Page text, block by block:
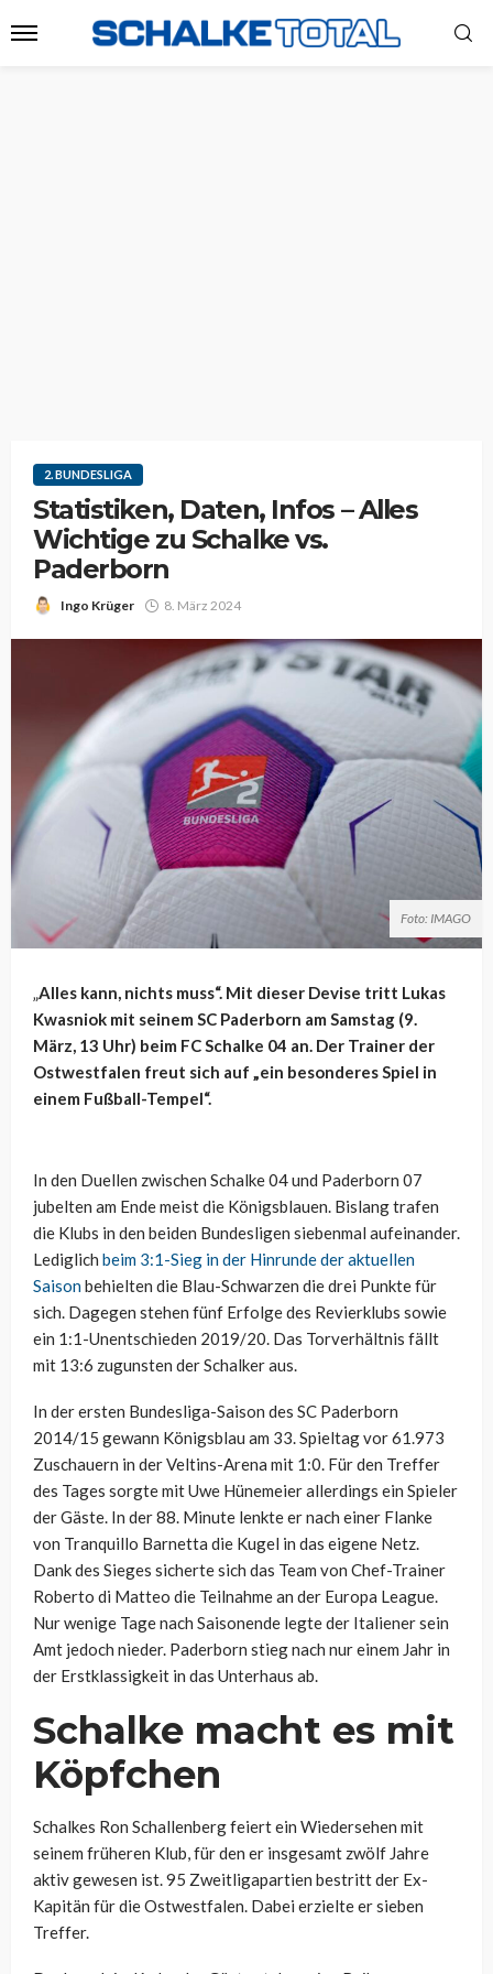
2. BUNDESLIGA
Statistiken, Daten, Infos – Alles
Wichtige zu Schalke vs.
Paderborn
Ingo Krüger 8. März 2024
Foto: IMAGO
„Alles kann, nichts muss“. Mit dieser Devise tritt Lukas
Kwasniok mit seinem SC Paderborn am Samstag (9.
März, 13 Uhr) beim FC Schalke 04 an. Der Trainer der
Ostwestfalen freut sich auf „ein besonderes Spiel in
einem Fußball-Tempel“.
In den Duellen zwischen Schalke 04 und Paderborn 07
jubelten am Ende meist die Königsblauen. Bislang trafen
die Klubs in den beiden Bundesligen siebenmal aufeinander.
Lediglich beim 3:1-Sieg in der Hinrunde der aktuellen
Saisonbehielten die Blau-Schwarzen die drei Punkte für
sich. Dagegen stehen fünf Erfolge des Revierklubs sowie
ein 1:1-Unentschieden 2019/20. Das Torverhältnis fällt
mit 13:6 zugunsten der Schalker aus.
In der ersten Bundesliga-Saison des SC Paderborn
2014/15 gewann Königsblau am 33. Spieltag vor 61.973
Zuschauern in der Veltins-Arena mit 1:0. Für den Treffer
des Tages sorgte mit Uwe Hünemeier allerdings ein Spieler
der Gäste. In der 88. Minute lenkte er nach einer Flanke
von Tranquillo Barnetta die Kugel in das eigene Netz.
Dank des Sieges sicherte sich das Team von Chef-Trainer
Roberto di Matteo die Teilnahme an der Europa League.
Nur wenige Tage nach Saisonende legte der Italiener sein
Amt jedoch nieder. Paderborn stieg nach nur einem Jahr in
der Erstklassigkeit in das Unterhaus ab.
Schalke macht es mit
Köpfchen
Schalkes Ron Schallenberg feiert ein Wiedersehen mit
seinem früheren Klub, für den er insgesamt zwölf Jahre
aktiv gewesen ist. 95 Zweitligapartien bestritt der Ex-
Kapitän für die Ostwestfalen. Dabei erzielte er sieben
Treffer.